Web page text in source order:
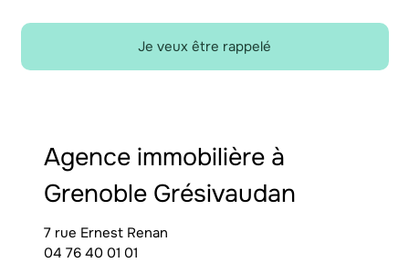
Je veux être rappelé
Agence immobilière à
Grenoble Grésivaudan
7 rue Ernest Renan
04 76 40 01 01